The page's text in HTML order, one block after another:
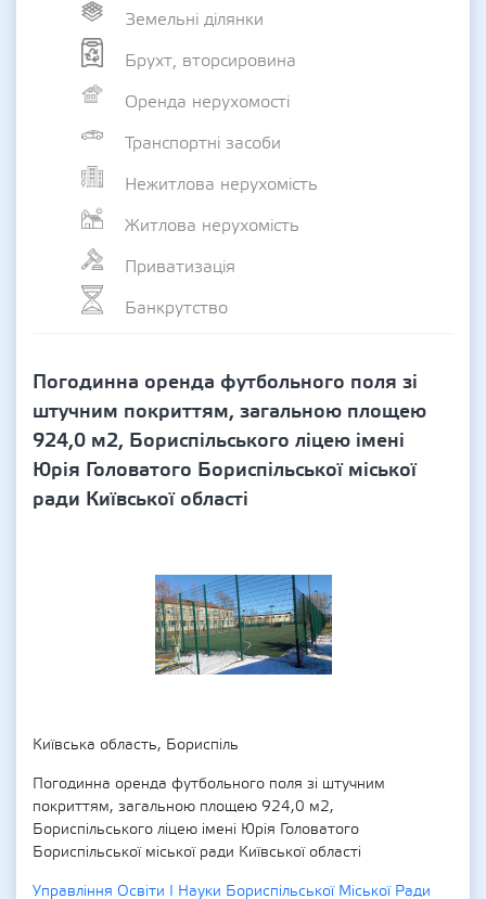
Земельні ділянки
Брухт, вторсировина
Оренда нерухомості
Транспортні засоби
Нежитлова нерухомість
Житлова нерухомість
Приватизація
Банкрутство
Погодинна оренда футбольного поля зі
штучним покриттям, загальною площею
924,0 м2, Бориспільського ліцею імені
Юрія Головатого Бориспільської міської
ради Київської області
Київська область, Бориспіль
Погодинна оренда футбольного поля зі штучним
покриттям, загальною площею 924,0 м2,
Бориспільського ліцею імені Юрія Головатого
Бориспільської міської ради Київської області
Управління Освіти І Науки Бориспільської Міської Ради